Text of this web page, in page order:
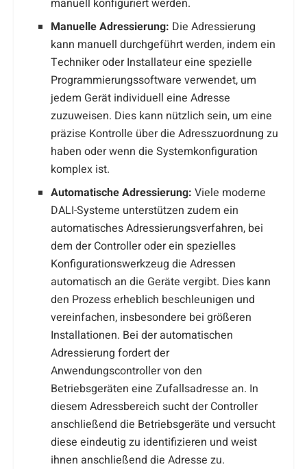
Manuelle Adressierung: Die Adressierung
kann manuell durchgeführt werden, indem ein
Techniker oder Installateur eine spezielle
Programmierungssoftware verwendet, um
jedem Gerät individuell eine Adresse
zuzuweisen. Dies kann nützlich sein, um eine
präzise Kontrolle über die Adresszuordnung zu
haben oder wenn die Systemkonfiguration
komplex ist.
Automatische Adressierung: Viele moderne
DALI-Systeme unterstützen zudem ein
automatisches Adressierungsverfahren, bei
dem der Controller oder ein spezielles
Konfigurationswerkzeug die Adressen
automatisch an die Geräte vergibt. Dies kann
den Prozess erheblich beschleunigen und
vereinfachen, insbesondere bei größeren
Installationen. Bei der automatischen
Adressierung fordert der
Anwendungscontroller von den
Betriebsgeräten eine Zufallsadresse an. In
diesem Adressbereich sucht der Controller
anschließend die Betriebsgeräte und versucht
diese eindeutig zu identifizieren und weist
ihnen anschließend die Adresse zu.